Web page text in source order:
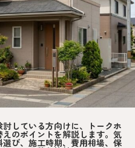
している方向けに、トークホ
のポイントを解説します。気
び、施工時期、費用相場、保